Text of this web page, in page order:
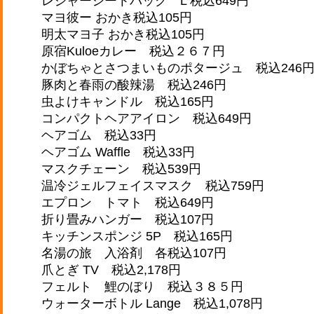
マヨ彼ー おかき税込105円
明太マヨ子 おかき税込105円
原宿Kuloeカレー 税込２６７円
かぼちゃとさつまいものポタージュ 税込246円
豚肉と春雨の酸辣湯 税込246円
虫よけキャンドル 税込165円
コンパクトヘアアイロン 税込649円
ヘアゴム 税込33円
ヘアゴム Waffle 税込33円
マスクチェーン 税込539円
温冷ジェルフェイスマスク 税込759円
エプロン トマト 税込649円
折り畳みハンガー 税込107円
キッチンスポンジ 5P 税込165円
名湯の旅 入浴剤 各税込107円
爪とぎ TV 税込2,178円
フェルト 鯉のぼり 税込３８５円
ウォーターボトル Lange 税込1,078円